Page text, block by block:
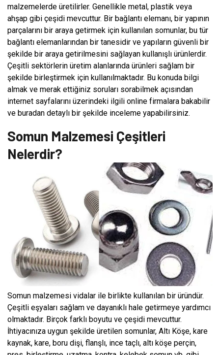
malzemelerde üretilirler. Genellikle metal, plastik veya
ahşap gibi çeşidi mevcuttur. Bir bağlantı elemanı, bir yapının
parçalarını bir araya getirmek için kullanılan somunlar, bu tür
bağlantı elemanlarından bir tanesidir ve yapıların güvenli bir
şekilde bir araya getirilmesini sağlayan kullanışlı ürünlerdir.
Çeşitli sektörlerin üretim alanlarında ürünleri sağlam bir
şekilde birleştirmek için kullanılmaktadır. Bu konuda bilgi
almak ve merak ettiğiniz soruları sorabilmek açısından
internet sayfalarını üzerindeki ilgili online firmalara bakabilir
ve buradan detaylı bir şekilde inceleme yapabilirsiniz.
Somun Malzemesi Çeşitleri
Nelerdir?
Somun malzemesi vidalar ile birlikte kullanılan bir üründür.
Çeşitli eşyaları sağlam ve dayanıklı hale getirmeye yardımcı
olmaktadır. Birçok farklı boyutu ve çeşidi mevcuttur.
İhtiyacınıza uygun şekilde üretilen somunlar, Altı Köşe, kare
kaynak, kare, boru dişi, flanşlı, ince taçlı, altı köşe perçin,